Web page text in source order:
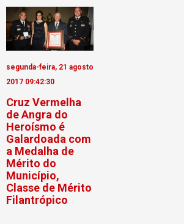
segunda-feira, 21 agosto
2017 09:42:30
Cruz Vermelha
de Angra do
Heroísmo é
Galardoada com
a Medalha de
Mérito do
Município,
Classe de Mérito
Filantrópico